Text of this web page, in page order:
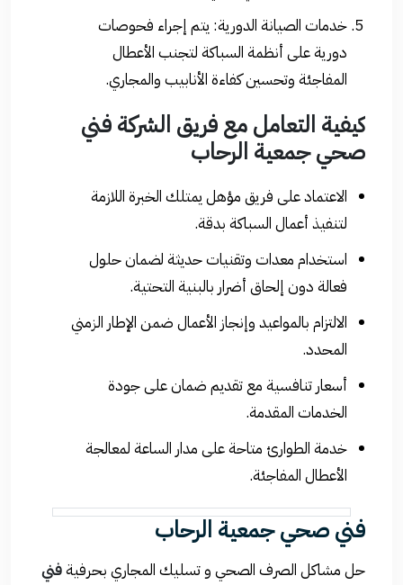
خدمات الصيانة الدورية: يتم إجراء فحوصات
دورية على أنظمة السباكة لتجنب الأعطال
المفاجئة وتحسين كفاءة الأنابيب والمجاري.
كيفية التعامل مع فريق الشركةفني
صحي جمعية الرحاب
الاعتماد على فريق مؤهل يمتلك الخبرة اللازمة
لتنفيذ أعمال السباكة بدقة.
استخدام معدات وتقنيات حديثة لضمان حلول
فعالة دون إلحاق أضرار بالبنية التحتية.
الالتزام بالمواعيد وإنجاز الأعمال ضمن الإطار الزمني
المحدد.
أسعار تنافسية مع تقديم ضمان على جودة
الخدمات المقدمة.
خدمة الطوارئ متاحة على مدار الساعة لمعالجة
الأعطال المفاجئة.
فني صحي جمعية الرحاب
حل مشاكل الصرف الصحي و تسليك المجاري بحرفيةفني